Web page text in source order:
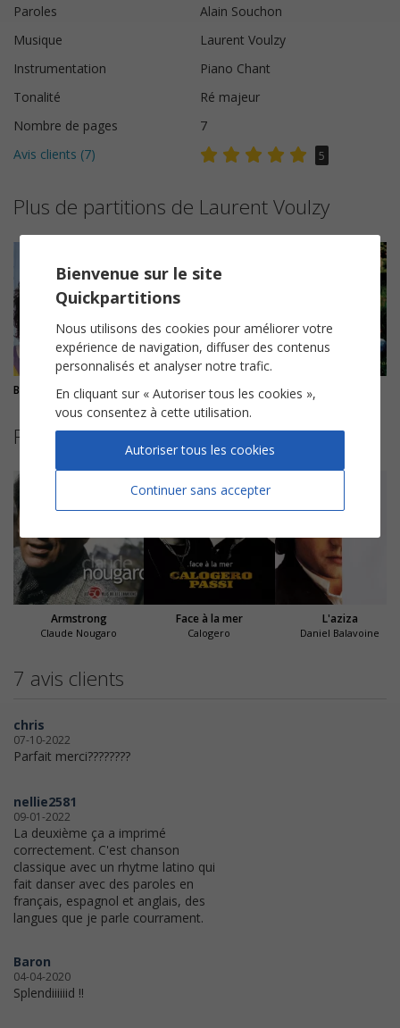
Paroles
Alain Souchon
Musique
Laurent Voulzy
Instrumentation
Piano Chant
Tonalité
Ré majeur
Nombre de pages
7
Avis clients (7) 5
Plus de partitions de Laurent Voulzy
Belle Ile en Mer, Marie Galante Le rêve du pecheur Désir, désir
Partitions suggérées
Armstrong
Claude Nougaro
Face à la mer
Calogero
L'aziza
Daniel Balavoine
7 avis clients
chris
07-10-2022
Parfait merci????????
nellie2581
09-01-2022
La deuxième ça a imprimé
correctement. C'est chanson
classique avec un rhytme latino qui
fait danser avec des paroles en
français, espagnol et anglais, des
langues que je parle courrament.
Baron
04-04-2020
Splendiiiiiid !!
Bienvenue sur le site
Quickpartitions
Nous utilisons des cookies pour améliorer votre
expérience de navigation, diffuser des contenus
personnalisés et analyser notre trafic.
En cliquant sur « Autoriser tous les cookies »,
vous consentez à cette utilisation.
Continuer sans accepter
Autoriser tous les cookies